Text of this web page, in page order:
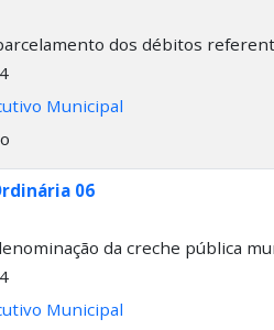
dos débitos
Municipal
06
da creche pública
Municipal